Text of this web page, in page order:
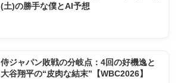
(土)の勝手な僕とAI予想
侍ジャパン敗戦の分岐点：4回の好機逸と
大谷翔平の“皮肉な結末”【WBC2026】